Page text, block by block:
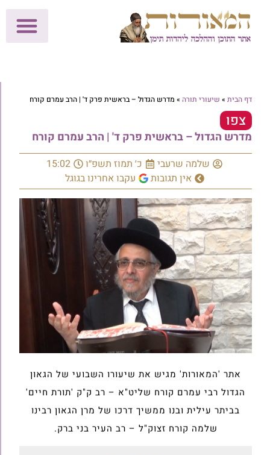
דף הבית » שיעורי תורה » מדרש הגדול – בראשית פרק ד' | הרב עמרם קורח
צפו
מדרש הגדול – בראשית פרק ד' | הרב עמרם קורח
שלמה שרעבי כ׳ תמוז תשפ״ו
15:02
אין תגובות
עקבו אחרינו בגוגל
אתר 'המאורות' מגיש את שיעורו השבועי של הגאון
הגדול רבי עמרם קורח שליט"א – רב ק"ק 'תורת חיים'
בביתר עילית ובנו ממשיך דרכו של מרן הגאון רבינו
שלמה קורח זצוק"ל – רב העיר בני ברק.